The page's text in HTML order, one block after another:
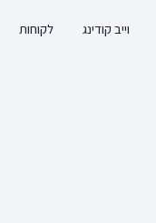
וייב קודינג לקוחות